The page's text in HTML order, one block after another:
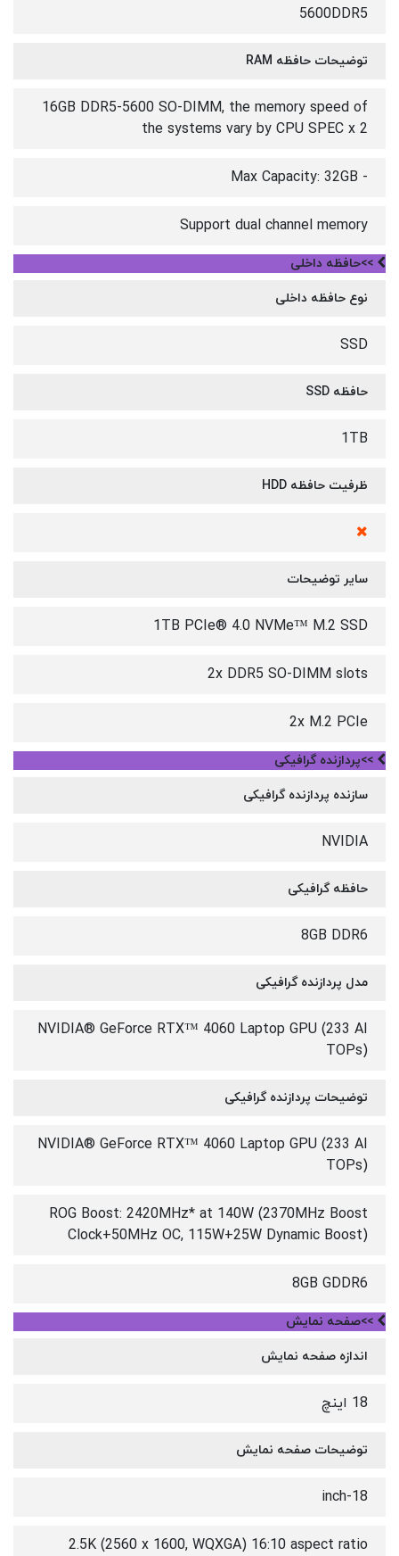
5600DDR5
توضیحات حافظه RAM
16GB DDR5-5600 SO-DIMM, the memory speed of
the systems vary by CPU SPEC x 2
- Max Capacity: 32GB
Support dual channel memory
>>حافظه داخلی
نوع حافظه داخلی
SSD
حافظه SSD
1TB
ظرفیت حافظه HDD
سایر توضیحات
1TB PCIe® 4.0 NVMe™ M.2 SSD
2x DDR5 SO-DIMM slots
2x M.2 PCIe
>>پردازنده گرافیکی
سازنده پردازنده گرافیکی
NVIDIA
حافظه گرافیکی
8GB DDR6
مدل پردازنده گرافیکی
NVIDIA® GeForce RTX™ 4060 Laptop GPU (233 AI
TOPs)
توضیحات پردازنده گرافیکی
NVIDIA® GeForce RTX™ 4060 Laptop GPU (233 AI
TOPs)
ROG Boost: 2420MHz* at 140W (2370MHz Boost
Clock+50MHz OC, 115W+25W Dynamic Boost)
8GB GDDR6
>>صفحه نمایش
اندازه صفحه نمایش
18 اینچ
توضیحات صفحه نمایش
18-inch
2.5K (2560 x 1600, WQXGA) 16:10 aspect ratio